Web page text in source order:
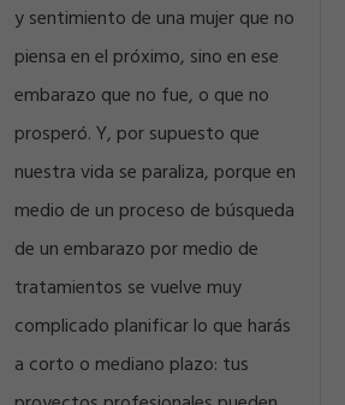
y sentimiento de una mujer que no
piensa en el próximo, sino en ese
embarazo que no fue, o que no
prosperó. Y, por supuesto que
nuestra vida se paraliza, porque en
medio de un proceso de búsqueda
de un embarazo por medio de
tratamientos se vuelve muy
complicado planificar lo que harás
a corto o mediano plazo: tus